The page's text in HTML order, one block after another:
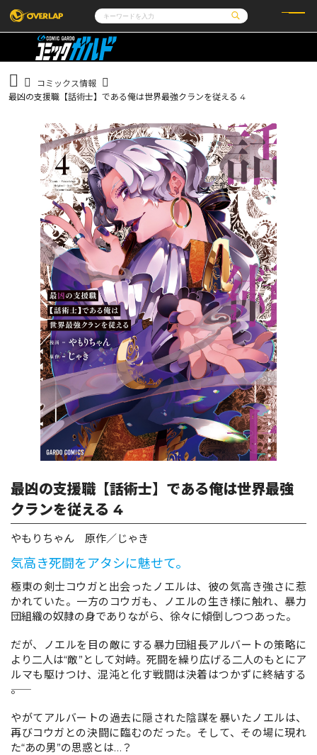
コミック
コミッククリエ
LiQulle
ライトノベル
ロサージュノベルス
その他
ゲーム
通販・NEWS
企業
会社概要
採用情報
アクセス
オーバーラップホールディングス
お問い合わせはこちら
オーバーラップ文庫
オーバーラップノベルス
オーバーラップノベルスf
ロサージュノベルス
コミックガルド
リキューレ
コミックパルフェ
コミックエッセイ
コミックス情報
最凶の支援職【話術士】である俺は世界最強クランを従える 4
最凶の支援職【話術士】である俺は世界最強
クランを従える 4
やもりちゃん 原作／じゃき
気高き死闘をアタシに魅せて。
極東の剣士コウガと出会ったノエルは、彼の気高き強さに惹
かれていた。一方のコウガも、ノエルの生き様に触れ、暴力
団組織の奴隷の身でありながら、徐々に傾倒しつつあった。
だが、ノエルを目の敵にする暴力団組長アルバートの策略に
より二人は“敵”として対峙。死闘を繰り広げる二人のもとにア
ルマも駆けつけ、混沌と化す戦闘は決着はつかずに終結する
――。
やがてアルバートの過去に隠された陰謀を暴いたノエルは、
再びコウガとの決闘に臨むのだった。そして、その場に現れ
た“あの男”の思惑とは…？